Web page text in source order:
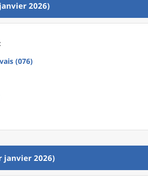
2026)
(076)
janvier 2026)